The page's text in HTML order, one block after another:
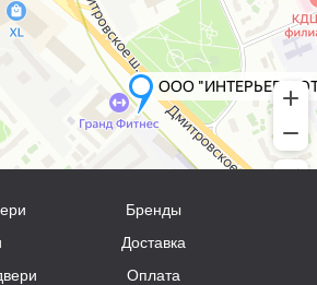
Бренды
Доставка
Оплата